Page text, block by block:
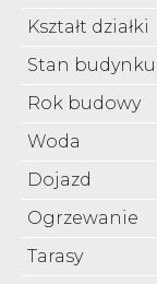
Kształt działki
Stan budynku
Rok budowy
Woda
Dojazd
Ogrzewanie
Tarasy